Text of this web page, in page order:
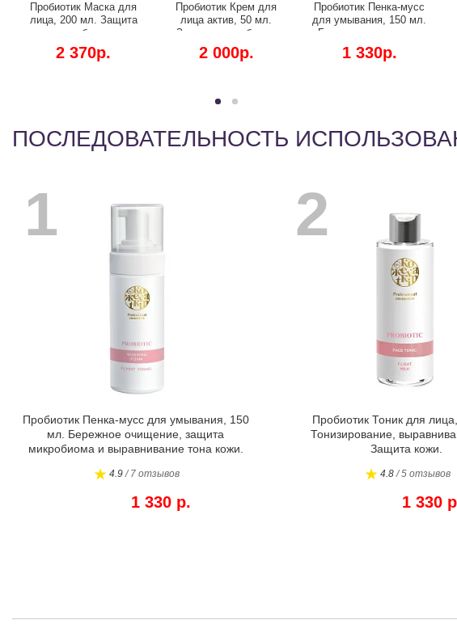
Пробиотик Маска для
лица, 200 мл. Защита
микробиома,
омоложение и
тонизирование.
2 370р.
Пробиотик Крем для
лица актив, 50 мл.
Защита микробиома
кожи, восстановление и
заряд витаминами.
2 000р.
Пробиотик Пенка-мусс
для умывания, 150 мл.
Бережное очищение,
защита микробиома и
выравнивание тона кожи.
1 330р.
ПОСЛЕДОВАТЕЛЬНОСТЬ
Пробиотик Пенка-мусс для умывания, 150
мл. Бережное очищение, защита
микробиома и выравнивание тона кожи.
4.9/ 7 отзывов
1 330 р.
Пробиотик Тоник для
Тонизирование,
Защита кожи.
4.8/ 5 отзывов
1 330